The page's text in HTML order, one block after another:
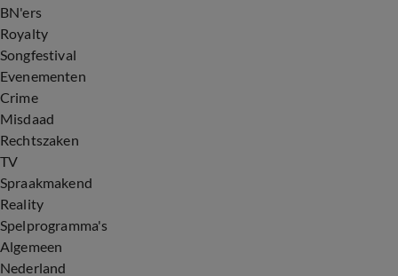
BN'ers
Royalty
Songfestival
Evenementen
Crime
Misdaad
Rechtszaken
TV
Spraakmakend
Reality
Spelprogramma's
Algemeen
Nederland